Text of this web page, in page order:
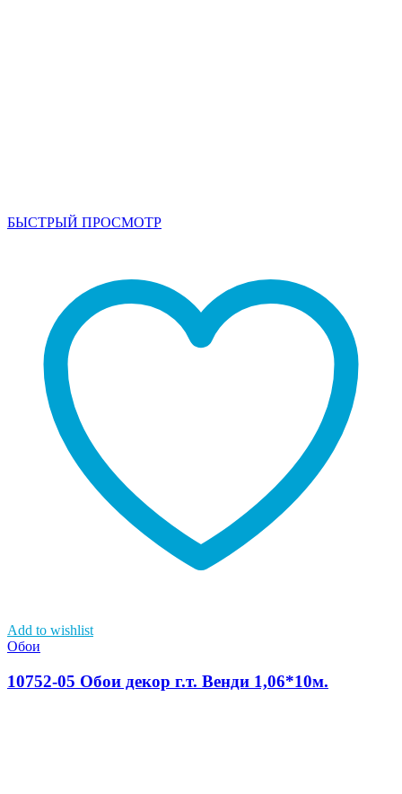
БЫСТРЫЙ ПРОСМОТР
Add to wishlist
Обои
10752-05 Обои декор г.т. Венди 1,06*10м.